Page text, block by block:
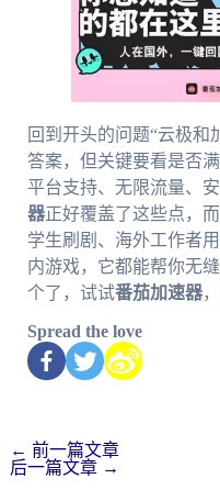
回到开头的问题“云极和
答案，但关键要看是否
平台支持、无限流量、
器正好覆盖了这些点，
学生刷剧、海外工作者
内游戏，它都能帮你无
个了，试试番茄加速器
Spread the love
← 前一篇文章
后一篇文章 →